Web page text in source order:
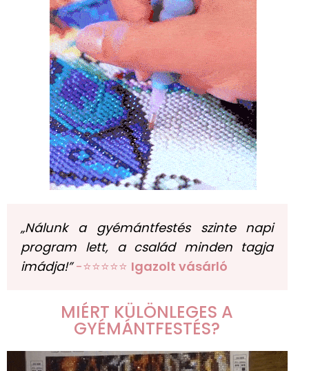
„Nálunk a gyémántfestés szinte napi
program lett, a család minden tagja
imádja!” -⭐⭐⭐⭐⭐ Igazolt vásárló
MIÉRT KÜLÖNLEGES A
GYÉMÁNTFESTÉS?